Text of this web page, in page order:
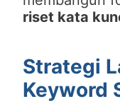
riset kata
Strategi
Keyword